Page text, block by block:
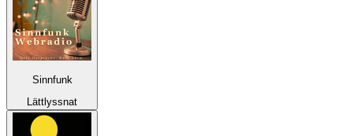
Sinnfunk
Lättlyssnat